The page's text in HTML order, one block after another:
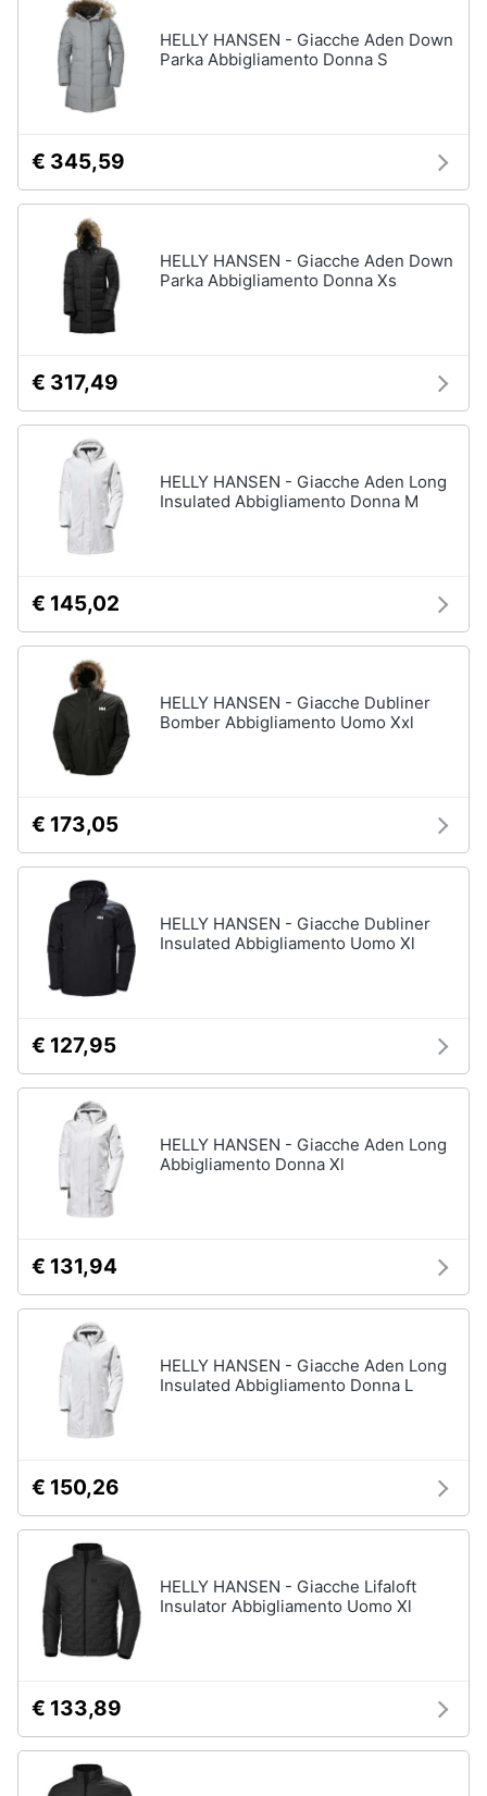
HELLY HANSEN - Giacche Aden Down
Parka Abbigliamento Donna S
€ 345,59
HELLY HANSEN - Giacche Aden Down
Parka Abbigliamento Donna Xs
€ 317,49
HELLY HANSEN - Giacche Aden Long
Insulated Abbigliamento Donna M
€ 145,02
HELLY HANSEN - Giacche Dubliner
Bomber Abbigliamento Uomo Xxl
€ 173,05
HELLY HANSEN - Giacche Dubliner
Insulated Abbigliamento Uomo Xl
€ 127,95
HELLY HANSEN - Giacche Aden Long
Abbigliamento Donna Xl
€ 131,94
HELLY HANSEN - Giacche Aden Long
Insulated Abbigliamento Donna L
€ 150,26
HELLY HANSEN - Giacche Lifaloft
Insulator Abbigliamento Uomo Xl
€ 133,89